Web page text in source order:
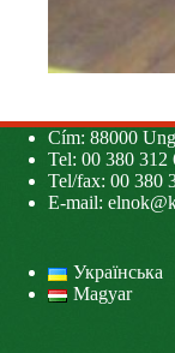
Cím: 88000
Tel: 00 380 312
Tel/fax: 00 380
E-mail:
Українська
Magyar